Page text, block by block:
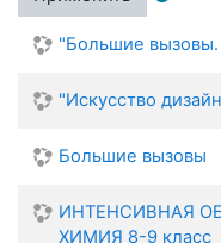
"Большие
"Искусство
Большие вызовы
ИНТЕНСИВНАЯ
ХИМИЯ 8-9 класс